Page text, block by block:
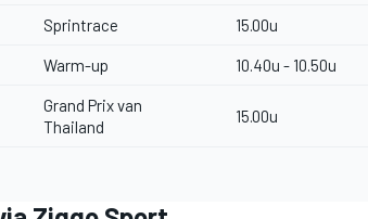
Sprintrace 15.00u
Warm-up 10.40u - 10.50u
Grand Prix van
Thailand
15.00u